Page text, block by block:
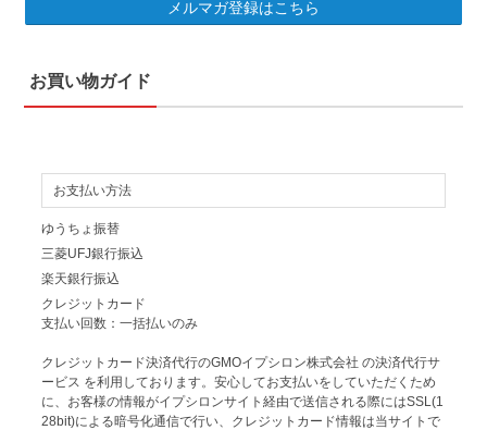
メルマガ登録はこちら
お買い物ガイド
お支払い方法
ゆうちょ振替
三菱UFJ銀行振込
楽天銀行振込
クレジットカード
支払い回数：一括払いのみ
クレジットカード決済代行のGMOイプシロン株式会社 の決済代行サ
ービス を利用しております。安心してお支払いをしていただくため
に、お客様の情報がイプシロンサイト経由で送信される際にはSSL(1
28bit)による暗号化通信で行い、クレジットカード情報は当サイトで